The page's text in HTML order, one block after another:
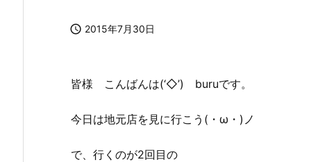
 2015年7月30日
皆様 こんばんは(‘◇’)ゞburuです。
今日は地元店を見に行こう(・ω・)ノ
で、行くのが2回目の